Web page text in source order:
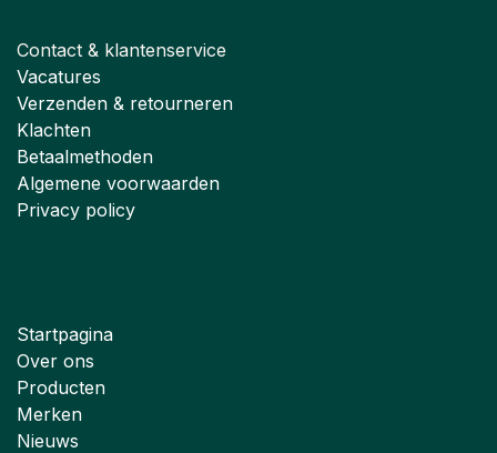
Contact & klantenservice
Vacatures
Verzenden & retourneren
Klachten
Betaalmethoden
Algemene voorwaarden
Privacy policy
Startpagina
Over ons
Producten
Merken
Nieuws